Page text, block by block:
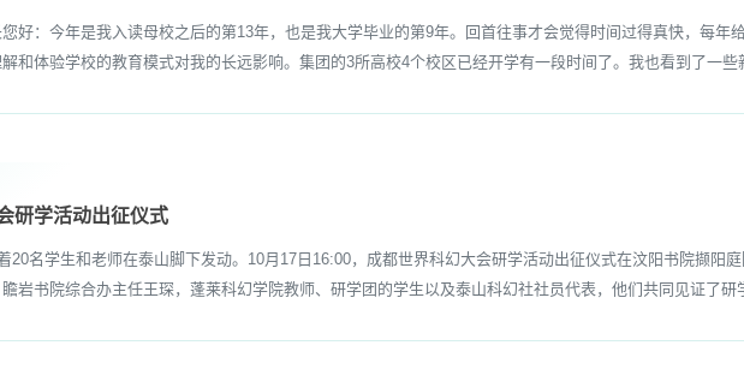
：今年是我入读母校之后的第13年，也是我大学毕业的第9年。回首往事才会觉得时间过得真快，每年
和体验学校的教育模式对我的长远影响。集团的3所高校4个校区已经开学有一段时间了。我也看到了一
研学活动出征仪式
名学生和老师在泰山脚下发动。10月17日16:00，成都世界科幻大会研学活动出征仪式在汶阳书院撷阳
岩书院综合办主任王琛，蓬莱科幻学院教师、研学团的学生以及泰山科幻社社员代表，他们共同见证了